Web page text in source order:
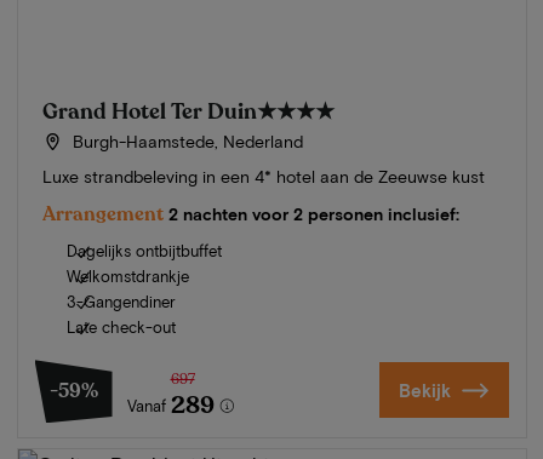
Grand Hotel Ter Duin★★★★
Burgh-Haamstede, Nederland
Luxe strandbeleving in een 4* hotel aan de Zeeuwse kust
Arrangement 2 nachten voor 2 personen inclusief:
Dagelijks ontbijtbuffet
Welkomstdrankje
3-Gangendiner
Late check-out
-59%
Vanaf
697
289 Bekijk